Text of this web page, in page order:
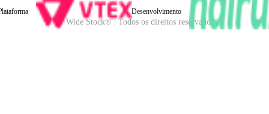
Wide Stock® | Todos os direitos reservados.
Desenvolvimento